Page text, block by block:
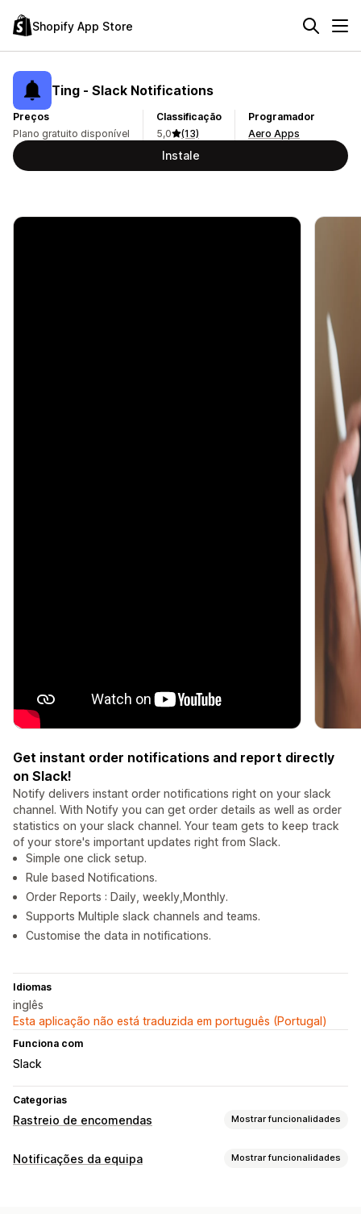
Shopify App Store
Ting ‑ Slack Notifications
Preços
Plano gratuito disponível
Classificação
5,0
(13)
Programador
Aero Apps
Instale
Get instant order notifications and report directly
on Slack!
Notify delivers instant order notifications right on your slack
channel. With Notify you can get order details as well as order
statistics on your slack channel. Your team gets to keep track
of your store's important updates right from Slack.
Simple one click setup.
Rule based Notifications.
Order Reports : Daily, weekly,Monthly.
Supports Multiple slack channels and teams.
Customise the data in notifications.
Idiomas
inglês
Esta aplicação não está traduzida em português (Portugal)
Funciona com
Slack
Categorias
Rastreio de encomendas Mostrar funcionalidades
Rastreio
Notificações da equipa Mostrar funcionalidades